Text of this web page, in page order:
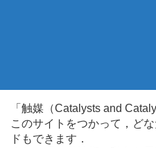
「触媒（Catalysts and
このサイトをつかって，ど
ドもできます．